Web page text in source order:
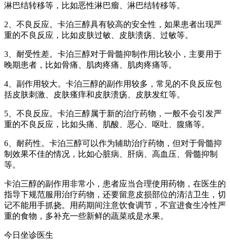
淋巴结转移等，比如恶性淋巴瘤、淋巴结转移等。
2、不良反应。卡泊三醇具有较高的安全性，如果患者出现严
重的不良反应，比如皮肤过敏、皮肤溃疡、过敏等。
3、耐受性差。卡泊三醇对于骨髓抑制作用比较小，主要用于
晚期患者，比如骨痛、肌肉疼痛、肌肉疼痛等。
4、副作用较大。卡泊三醇的副作用较多，常见的不良反应包
括皮肤刺激、皮肤瘙痒和皮肤溃疡、皮肤发红等。
5、不良反应。卡泊三醇属于新的治疗药物，一般不会引发严
重的不良反应，比如头痛、肌酸、恶心、呕吐、腹痛等。
6、耐药性。卡泊三醇可以作为辅助治疗药物，但对于骨髓抑
制效果不佳的情况，比如心脏病、肝病、高血压、骨髓抑制
等。
卡泊三醇的副作用非常小，患者应当合理使用药物，在医生的
指导下规范服用治疗药物，还要留意皮损部位的清洁卫生，切
记不能用手抓挠。用药期间注意饮食调节，不宜进食生冷性严
重的食物，多补充一些新鲜的蔬菜或是水果。
今日坐诊医生